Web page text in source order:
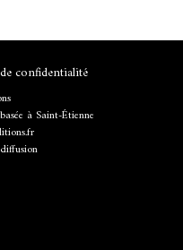
confidentialité
à Saint-Étienne